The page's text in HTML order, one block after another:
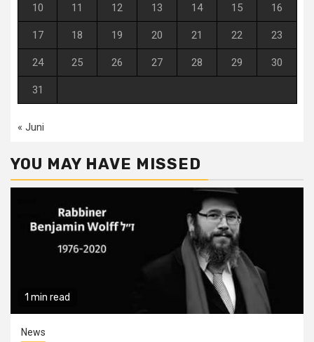
10 11 12 13 14 15 16
17 18 19 20 21 22 23
24 25 26 27 28 29 30
31
« Juni
YOU MAY HAVE MISSED
1 min read
News